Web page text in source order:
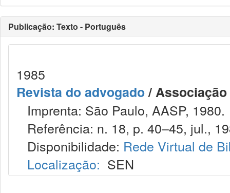
Publicação: Texto - Português
1985
Revista do advogado/
Imprenta: São Paulo, AASP, 1980.
Referência: n. 18, p. 40–45, jul.,
Disponibilidade: Rede Virtual de
Localização: SEN